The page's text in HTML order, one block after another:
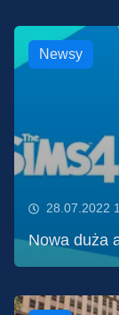
Newsy
28.07.2022
Nowa duża